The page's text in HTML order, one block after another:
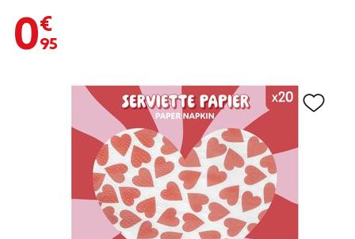
0,95 €